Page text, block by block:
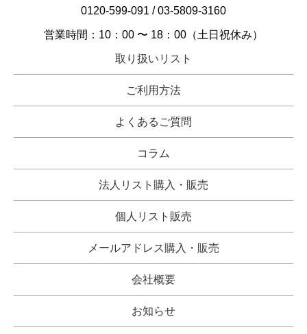
0120-599-091 /03-5809-3160
営業時間：10：00 〜 18：00（土日祝休み）
取り扱いリスト
ご利用方法
よくあるご質問
コラム
法人リスト購入・販売
個人リスト販売
メールアドレス購入・販売
会社概要
お知らせ